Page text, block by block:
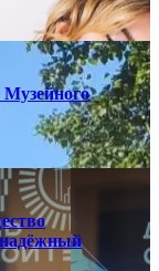
надёжный